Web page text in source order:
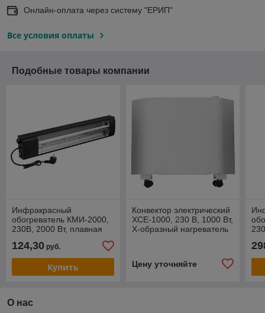
Онлайн-оплата через систему "ЕРИП"
Все условия оплаты
Подобные товары компании
Инфракрасный
обогреватель КМИ-2000,
230В, 2000 Вт, плавная
регулировка мощности//
MTX
124,30 руб.
Купить
Конвектор электрический
XCE-1000, 230 В, 1000 Вт,
X-образный нагреватель
Цену уточняйте
О нас